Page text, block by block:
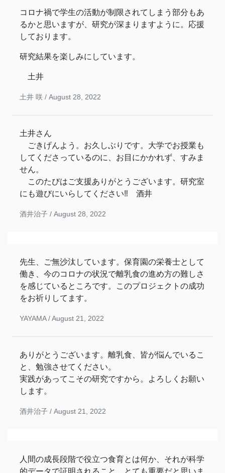
コロナ禍で学生の活動が制限されてしまう部分もあ
るかと思いますが、研究が深まりますように。応援
しております。
研究結果を楽しみにしています。
土井
土井 咲 / August 28, 2022
土井さん
ごきげんよう。お久しぶりです。大学でお授業も
してくださっているのに、お目にかかれず、すみま
せん。
このたびはご支援ありがとうございます。研究室
にも遊びにいらしてください‼ 酒井
酒井治子 / August 28, 2022
先生、ご無沙汰しています。保育園の栄養士として
働き、今のコロナの状況で離乳食の進め方の難しさ
を感じているところです。このプロジェクトの成功
をお祈りしてます。
YAYAMA /August 21, 2022
ありがとうございます。離乳食、皆が悩んでいるこ
と、勉強させてください。
実践があってこその研究ですから。よろしくお願い
します。
酒井治子 / August 21, 2022
人間の成長段階で役立つ食育とは何か、それが科学
的データで証明されること、とても重要だと思いま